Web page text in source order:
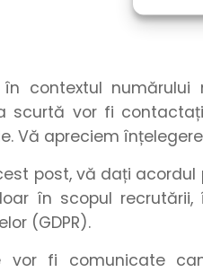
contextul numărului
scurtă vor fi
Vă apreciem
post, vă dați
în scopul
(GDPR).
vor fi comunicate